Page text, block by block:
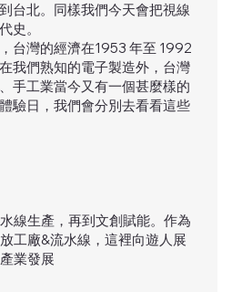
台北。同樣我們今天會把視線
史。
台灣的經濟在1953 年至 1992
我們熟知的電子製造外，台灣
手工業當今又有一個甚麼樣的
驗日，我們會分別去看看這些
線生產，再到文創賦能。作為
工廠&流水線，這裡向遊人展
業發展